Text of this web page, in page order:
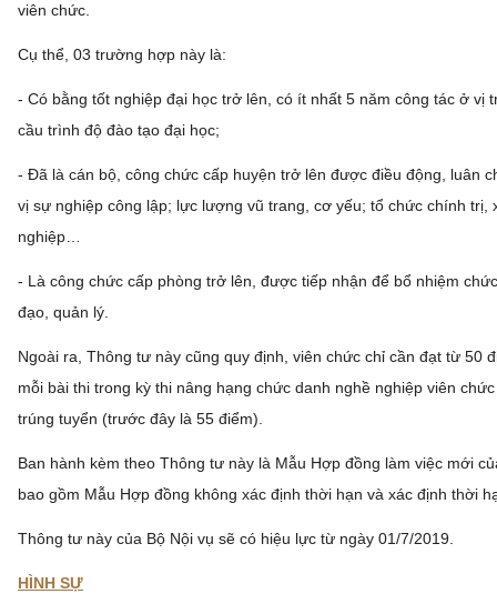
viên chức.
Cụ thể, 03 trường hợp này là:
- Có bằng tốt nghiệp đại học trở lên, có ít nhất 5 năm công tác ở vị
cầu trình độ đào tạo đại học;
- Đã là cán bộ, công chức cấp huyện trở lên được điều động, luân
vị sự nghiệp công lập; lực lượng vũ trang, cơ yếu; tổ chức chính trị,
nghiệp…
- Là công chức cấp phòng trở lên, được tiếp nhận để bổ nhiệm
đạo, quản lý.
Ngoài ra, Thông tư này cũng quy định, viên chức chỉ cần đạt từ 50
mỗi bài thi trong kỳ thi nâng hạng chức danh nghề nghiệp viên
trúng tuyển (trước đây là 55 điểm).
Ban hành kèm theo Thông tư này là Mẫu Hợp đồng làm việc mới
bao gồm Mẫu Hợp đồng không xác định thời hạn và xác định thời
Thông tư này của Bộ Nội vụ sẽ có hiệu lực từ ngày 01/7/2019.
HÌNH SỰ